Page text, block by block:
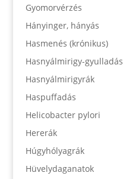
Gyomorvérzés
Hányinger, hányás
Hasmenés (krónikus)
Hasnyálmirigy-gyulladás
Hasnyálmirigyrák
Haspuffadás
Helicobacter pylori
Hererák
Húgyhólyagrák
Hüvelydaganatok